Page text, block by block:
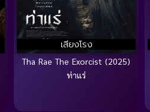
เสียงโรง
Tha Rae The Exorcist (2025)
ท่าแร่